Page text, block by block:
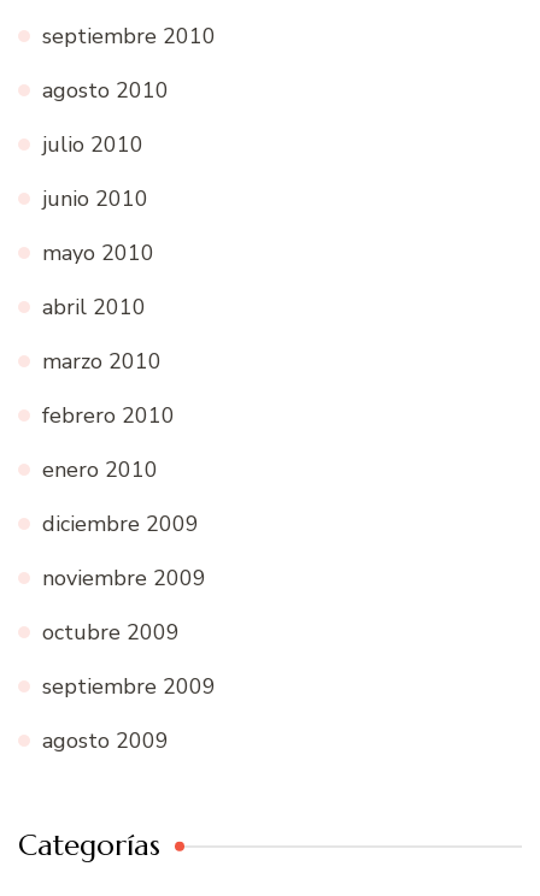
septiembre 2010
agosto 2010
julio 2010
junio 2010
mayo 2010
abril 2010
marzo 2010
febrero 2010
enero 2010
diciembre 2009
noviembre 2009
octubre 2009
septiembre 2009
agosto 2009
Categorías